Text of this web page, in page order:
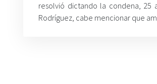
resolvió dictando la condena, 25
Rodríguez, cabe mencionar que